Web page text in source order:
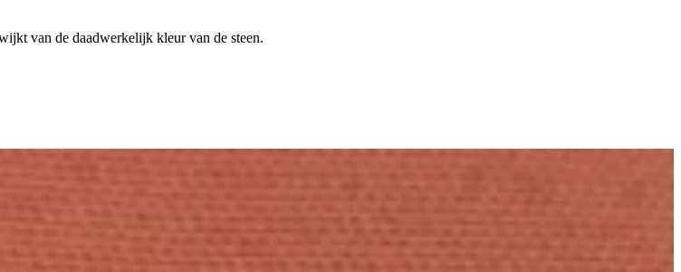
van de daadwerkelijk kleur van de steen.